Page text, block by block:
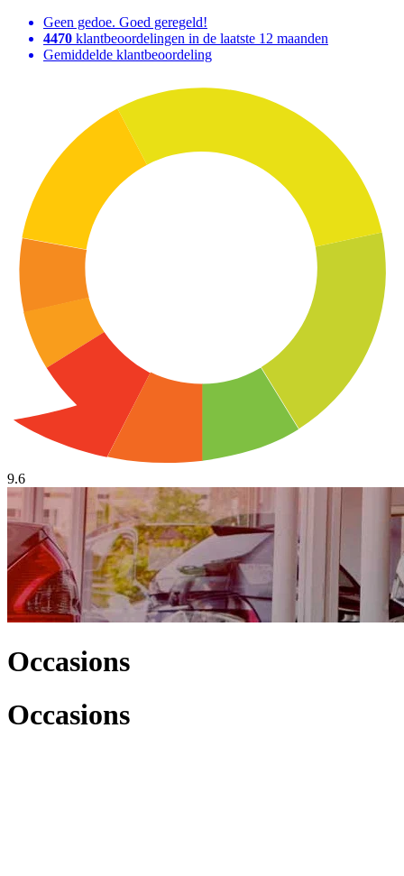
Geen gedoe. Goed geregeld!
4470 klantbeoordelingen in de laatste 12 maanden
Gemiddelde klantbeoordeling
9.6
Occasions
Occasions